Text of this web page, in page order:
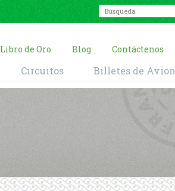
Libro de Oro Blog Contáctenos
Circuitos Billetes de Avion